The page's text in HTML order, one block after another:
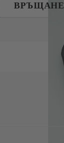
ВРЪЩАНЕ